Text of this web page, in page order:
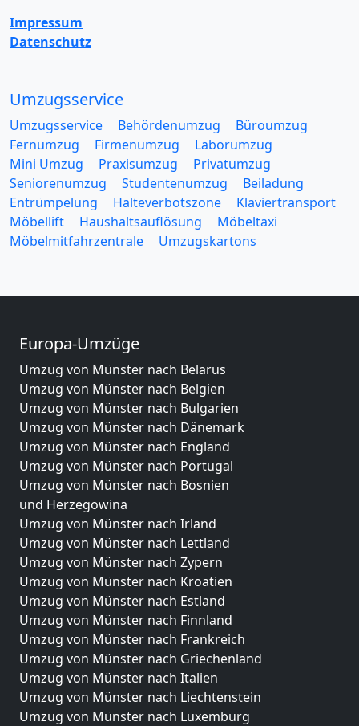
Impressum
Datenschutz
Umzugsservice
Umzugsservice Behördenumzug
Büroumzug
Fernumzug
Firmenumzug
Laborumzug
Mini Umzug
Praxisumzug
Privatumzug
Seniorenumzug
Studentenumzug
Beiladung
Entrümpelung
Halteverbotszone
Klaviertransport
Möbellift
Haushaltsauflösung
Möbeltaxi
Möbelmitfahrzentrale
Umzugskartons
Europa-Umzüge
Umzug von Münster nach Belarus
Umzug von Münster nach Belgien
Umzug von Münster nach Bulgarien
Umzug von Münster nach Dänemark
Umzug von Münster nach England
Umzug von Münster nach Portugal
Umzug von Münster nach Bosnien
und Herzegowina
Umzug von Münster nach Irland
Umzug von Münster nach Lettland
Umzug von Münster nach Zypern
Umzug von Münster nach Kroatien
Umzug von Münster nach Estland
Umzug von Münster nach Finnland
Umzug von Münster nach Frankreich
Umzug von Münster nach Griechenland
Umzug von Münster nach Italien
Umzug von Münster nach Liechtenstein
Umzug von Münster nach Luxemburg